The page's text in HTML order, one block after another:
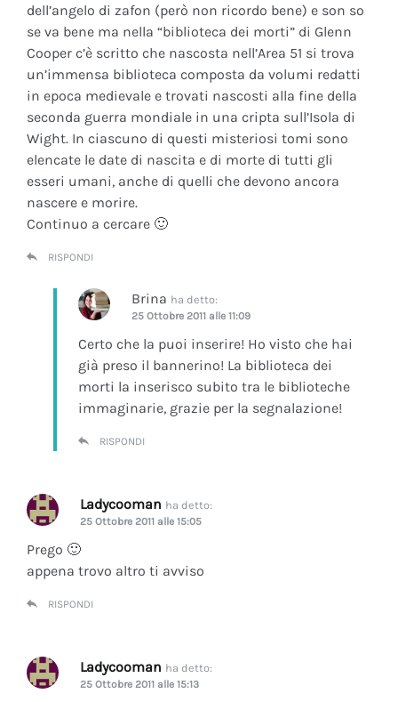
dell’angelo di zafon (però non ricordo bene) e son so
se va bene ma nella “biblioteca dei morti” di Glenn
Cooper c’è scritto che nascosta nell’Area 51 si trova
un’immensa biblioteca composta da volumi redatti
in epoca medievale e trovati nascosti alla fine della
seconda guerra mondiale in una cripta sull’Isola di
Wight. In ciascuno di questi misteriosi tomi sono
elencate le date di nascita e di morte di tutti gli
esseri umani, anche di quelli che devono ancora
nascere e morire.
Continuo a cercare 🙂
RISPONDI
Brina ha detto:
25 Ottobre 2011 alle 11:09
Certo che la puoi inserire! Ho visto che hai
già preso il bannerino! La biblioteca dei
morti la inserisco subito tra le biblioteche
immaginarie, grazie per la segnalazione!
RISPONDI
Ladycooman ha detto:
25 Ottobre 2011 alle 15:05
Prego 🙂
appena trovo altro ti avviso
RISPONDI
Ladycooman ha detto:
25 Ottobre 2011 alle 15:13